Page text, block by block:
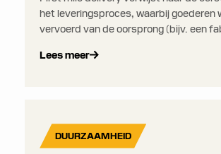
het leveringsproces, waarbij goederen
vervoerd van de oorsprong (bijv. een
distributiecentrum, magazijn of
Lees meer
DUURZAAMHEID